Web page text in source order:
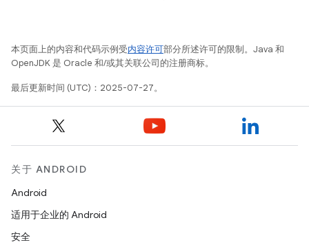
本页面上的内容和代码示例受内容许可部分所述许可的限制。Java 和
OpenJDK 是 Oracle 和/或其关联公司的注册商标。
最后更新时间 (UTC)：2025-07-27。
关于 ANDROID
Android
适用于企业的 Android
安全